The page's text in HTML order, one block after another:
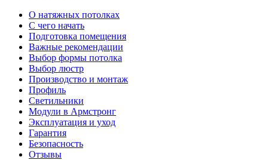
О натяжных потолках
С чего начать
Подготовка помещения
Важные рекомендации
Выбор формы потолка
Выбор люстр
Производство и монтаж
Профиль
Светильники
Модули в Армстронг
Эксплуатация и уход
Гарантия
Безопасность
Отзывы